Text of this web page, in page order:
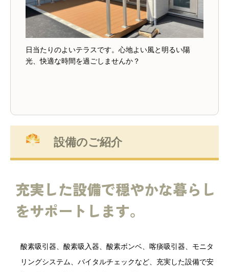
日当たりのよいテラスです。心地よい風と明るい陽
光、快適な時間を過ごしませんか？
設備のご紹介
充実した設備で穏やかな暮らし
をサポートします。
酸素吸引器、酸素吸入器、酸素ボンベ、喀痰吸引器、モニタ
リングシステム、バイタルチェックなど、充実した設備で安